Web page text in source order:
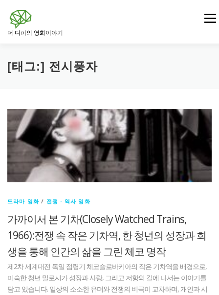
바
더 디피의 영화이야기
메뉴
영화 드라마 영화
스릴러 · 미스터리 영화
[태그:] 전시풍자
드라마 영화 / 전쟁 · 역사 영화
가까이서 본 기차(Closely Watched Trains,
1966):전쟁 속 작은 기차역, 한 청년의 성장과 희
생을 통해 인간의 삶을 그린 체코 명작
제2차 세계대전 독일 점령기 체코슬로바키아의 작은 기차역을 배경으로,
미숙한 청년 밀로시가 성장과 사랑, 그리고 저항의 길에 나서는 이야기를
담고 있습니다. 일상의 소소한 유머와 전쟁의 비극이 교차하며, 개인과 시